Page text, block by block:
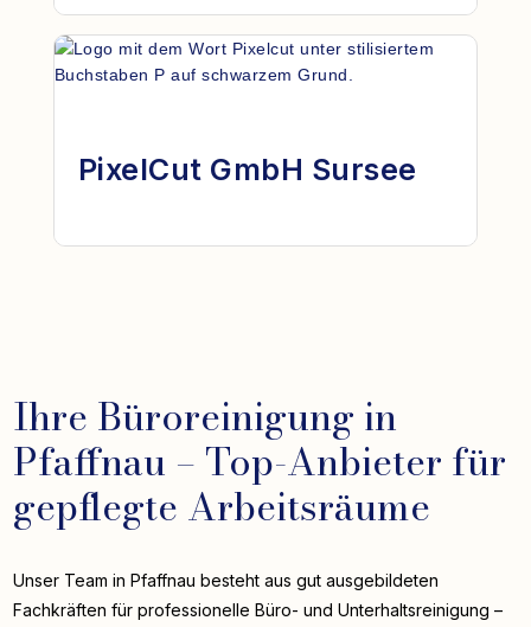
PixelCut GmbH Sursee
Ihre Büroreinigung in
Pfaffnau – Top-Anbieter für
gepflegte Arbeitsräume
Unser Team in Pfaffnau besteht aus gut ausgebildeten
Fachkräften für professionelle Büro- und Unterhaltsreinigung –